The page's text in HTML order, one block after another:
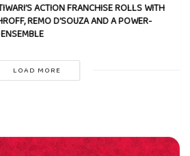
ACTION FRANCHISE ROLLS WITH
REMO D’SOUZA AND A POWER-
LOAD MORE